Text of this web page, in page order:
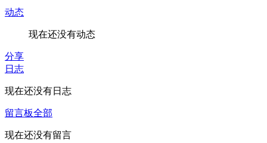
动态
现在还没有动态
分享
日志
现在还没有日志
留言板全部
现在还没有留言